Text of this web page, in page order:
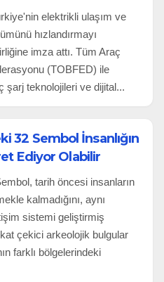
elektrikli ulaşım ve
hızlandırmayı
imza attı. Tüm Araç
(TOBFED) ile
şarj teknolojileri ve dijital...
32 Sembol İnsanlığın
Ediyor Olabilir
tarih öncesi insanların
kalmadığını, aynı
sistemi geliştirmiş
çekici arkeolojik bulgular
farklı bölgelerindeki